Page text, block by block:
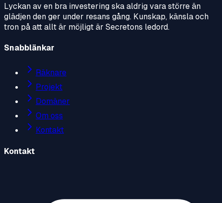
Lyckan av en bra investering ska aldrig vara större än
glädjen den ger under resans gång. Kunskap, känsla och
tron på att allt är möjligt är Secretons ledord.
Snabblänkar
Räknare
Projekt
Domäner
Om oss
Kontakt
Kontakt